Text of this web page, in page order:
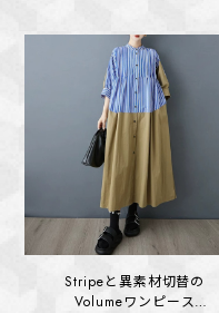
Stripeと異素材切替の
Volumeワンピース